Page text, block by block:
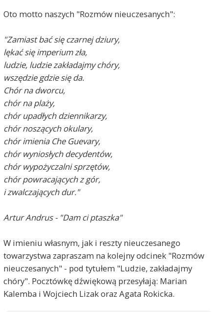
Oto motto naszych "Rozmów nieuczesanych":
"Zamiast bać się czarnej dziury,
lękać się imperium zła,
ludzie, ludzie zakładajmy chóry,
wszędzie gdzie się da.
Chór na dworcu,
chór na plaży,
chór upadłych dziennikarzy,
chór noszących okulary,
chór imienia Che Guevary,
chór wyniosłych decydentów,
chór wypożyczalni sprzętów,
chór powracających z gór,
i zwalczających dur."
Artur Andrus - "Dam ci ptaszka"
W imieniu własnym, jak i reszty nieuczesanego
towarzystwa zapraszam na kolejny odcinek "Rozmów
nieuczesanych" - pod tytułem "Ludzie, zakładajmy
chóry". Pocztówkę dźwiękową przesyłają: Marian
Kalemba i Wojciech Lizak oraz Agata Rokicka.